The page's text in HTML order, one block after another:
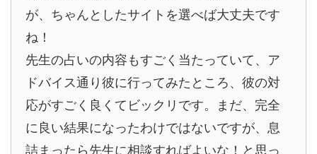
が、ちゃんとしたサイトを選べば大丈夫です
ね！
先生の占いの内容もすごく当たっていて、ア
ドバイス通り彼に行ってみたところ、彼の対
応がすごく良くてビックリです。まだ、完全
に良い結果になったわけではないですが、息
詰まったら先生に相談すればよいな！と思っ